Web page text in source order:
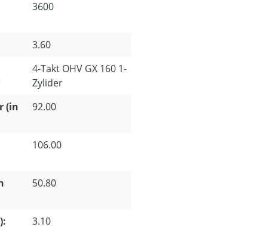
3600
3.60
4-Takt OHV GX 160 1-
Zylider
(in
92.00
106.00
50.80
3.10